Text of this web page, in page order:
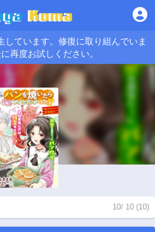
しています。修復に取り組んでいま
再度お試しください。
10/ 10 (10)